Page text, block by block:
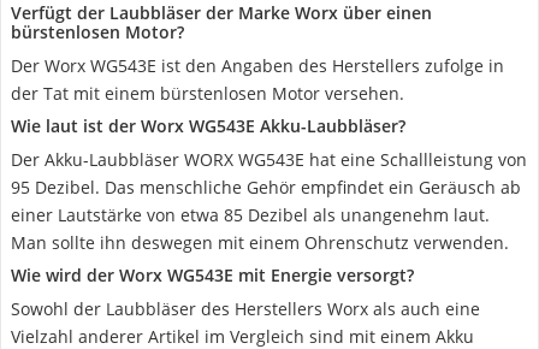
Verfügt der Laubbläser der Marke Worx über einen
bürstenlosen Motor?
Der Worx WG543E ist den Angaben des Herstellers zufolge in
der Tat mit einem bürstenlosen Motor versehen.
Wie laut ist der Worx WG543E Akku-Laubbläser?
Der Akku-Laubbläser WORX WG543E hat eine Schallleistung von
95 Dezibel. Das menschliche Gehör empfindet ein Geräusch ab
einer Lautstärke von etwa 85 Dezibel als unangenehm laut.
Man sollte ihn deswegen mit einem Ohrenschutz verwenden.
Wie wird der Worx WG543E mit Energie versorgt?
Sowohl der Laubbläser des Herstellers Worx als auch eine
Vielzahl anderer Artikel im Vergleich sind mit einem Akku